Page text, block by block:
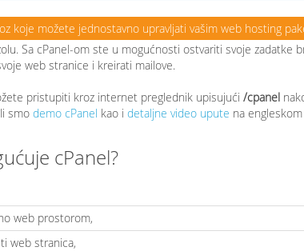
koje možete jednostavno upravljati vašim web hosting
Sa cPanel-om ste u mogućnosti ostvariti svoje zadatke
web stranice i kreirati mailove.
pristupiti kroz internet preglednik upisujući /cpanel
smo demo cPanel kao i detaljne video upute na
cPanel?
web prostorom,
web stranica,